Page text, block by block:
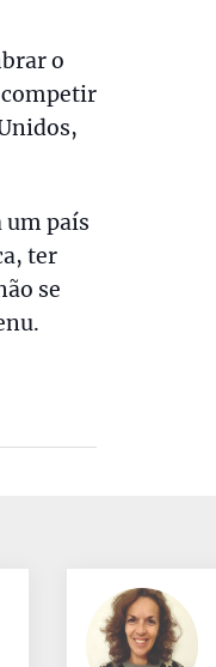
o
um país
ter
se